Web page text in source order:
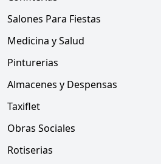
Salones Para Fiestas
Medicina y Salud
Pinturerias
Almacenes y Despensas
Taxiflet
Obras Sociales
Rotiserias